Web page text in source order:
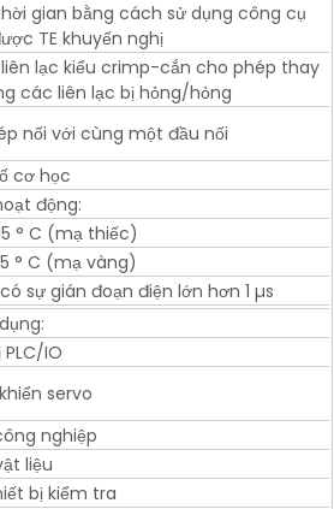
gian bằng cách sử dụng công cụ
TE khuyến nghị
lạc kiểu crimp-cắn cho phép thay
các liên lạc bị hỏng/hỏng
nối với cùng một đầu nối
cơ học
động:
° C (mạ thiếc)
° C (mạ vàng)
sự gián đoạn điện lớn hơn 1 µs
IO
servo
nghiệp
liệu
bị kiểm tra